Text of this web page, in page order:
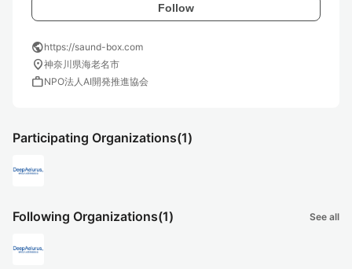
Follow
publichttps://saund-box.com
location_on神奈川県海老名市
workNPO法人AI開発推進協会
Participating Organizations(1)
Following Organizations(1) See all